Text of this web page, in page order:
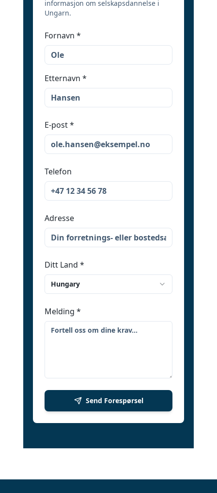
informasjon om selskapsdannelse i
Ungarn.
Fornavn *
Etternavn *
E-post*
Telefon
Adresse
Ditt Land *
Hungary
Melding *
Send Forespørsel